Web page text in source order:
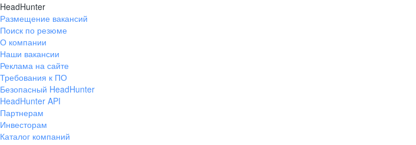
HeadHunter
Размещение вакансий
Поиск по резюме
О компании
Наши вакансии
Реклама на сайте
Требования к ПО
Безопасный HeadHunter
HeadHunter API
Партнерам
Инвесторам
Каталог компаний